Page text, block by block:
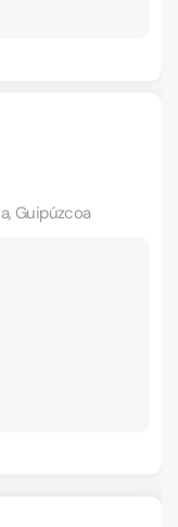
Guipúzcoa